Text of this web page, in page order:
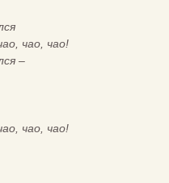
чао, чао!
–
чао, чао!